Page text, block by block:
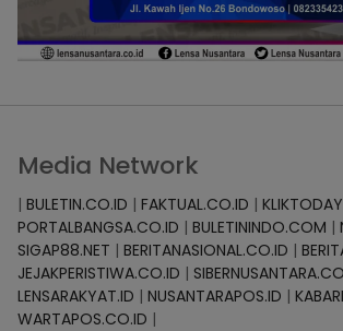
Media Network
| BULETIN.CO.ID | FAKTUAL.CO.ID |
PORTALBANGSA.CO.ID | BULETININDO.COM |
SIGAP88.NET | BERITANASIONAL.CO.ID |
JEJAKPERISTIWA.CO.ID |
LENSARAKYAT.ID | NUSANTARAPOS.ID |
WARTAPOS.CO.ID |